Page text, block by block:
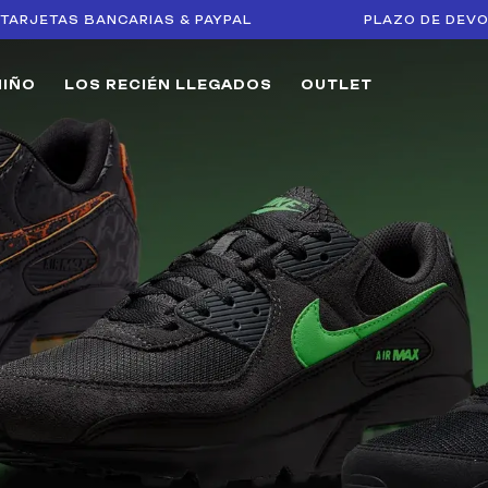
BANCARIAS & PAYPAL PLAZO DE DEVOLUCIÓN
LOS RECIÉN LLEGADOS OUTLET